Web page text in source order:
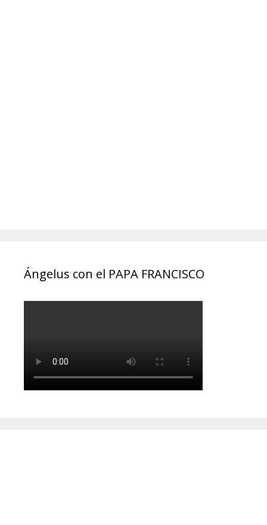
Ángelus con el PAPA FRANCISCO